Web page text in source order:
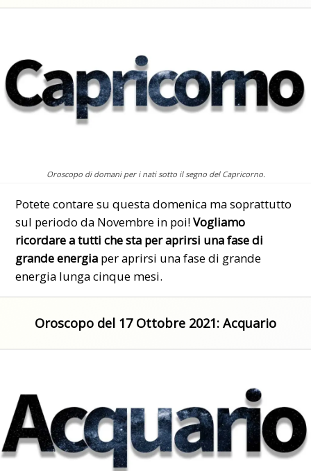
Oroscopo di domani per i nati sotto il segno del Capricorno.
Potete contare su questa domenica ma soprattutto
sul periodo da Novembre in poi!Vogliamo
ricordare a tutti che sta per aprirsi una fase di
grande energia per aprirsi una fase di grande
energia lunga cinque mesi.
Oroscopo del 17 Ottobre 2021: Acquario